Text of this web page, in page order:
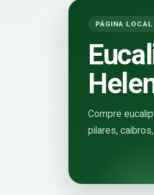
PÁGINA LOCAL
Compre
pilares,